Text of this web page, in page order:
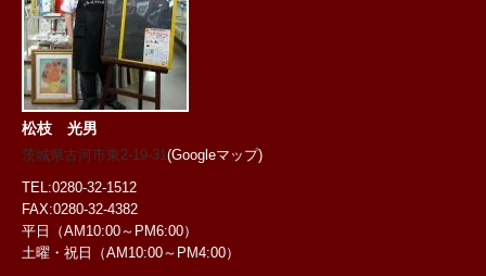
松枝 光男
茨城県古河市東2-19-31(Googleマップ)
TEL:0280-32-1512
FAX:0280-32-4382
平日（AM10:00～PM6:00）
土曜・祝日
（AM10:00～PM4:00）